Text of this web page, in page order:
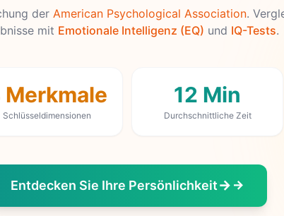
der American Psychological Association.
mit Emotionale Intelligenz (EQ) und IQ-Tests.
Merkmale
Schlüsseldimensionen
12 Min
Durchschnittliche Zeit
Entdecken Sie Ihre Persönlichkeit